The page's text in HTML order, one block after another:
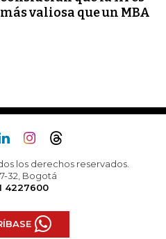
más valiosa que un MBA
los derechos reservados.
32, Bogotá
4227600